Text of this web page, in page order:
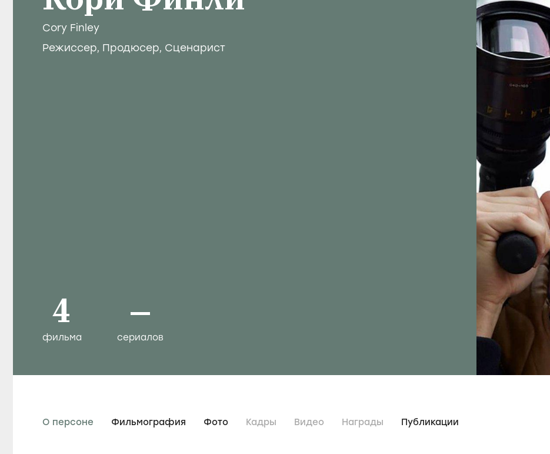
Cory Finley
Режиссер, Продюсер, Сценарист
4
фильма
–
сериалов
О персоне Фильмография Фото Кадры Видео Награды Публикации